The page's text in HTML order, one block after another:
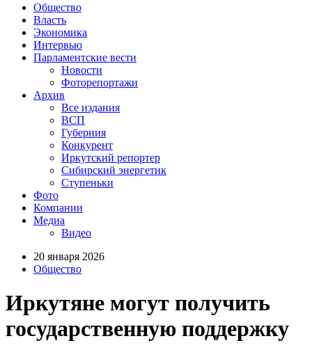
Общество
Власть
Экономика
Интервью
Парламентские вести
Новости
Фоторепортажи
Архив
Все издания
ВСП
Губерния
Конкурент
Иркутский репортер
Сибирский энергетик
Ступеньки
Фото
Компании
Медиа
Видео
20 января 2026
Общество
Иркутяне могут получить
государственную поддержку